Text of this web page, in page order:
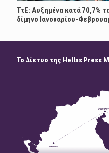
ΤτΕ: Αυξημένα κατά 70,7%
δίμηνο Ιανουαρίου-
Το Δίκτυο της Hellas Press